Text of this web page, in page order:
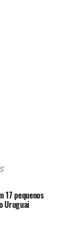
17 pequenos
Uruguai